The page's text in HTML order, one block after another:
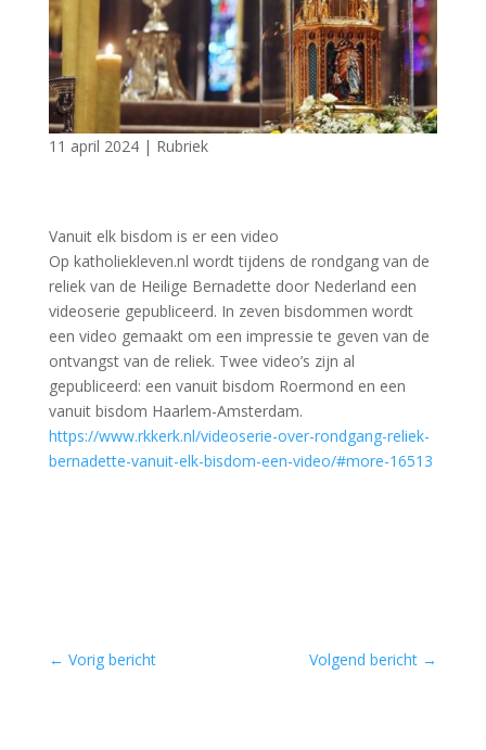
11 april 2024| Rubriek
Vanuit elk bisdom is er een video
Op katholiekleven.nl wordt tijdens de rondgang van de
reliek van de Heilige Bernadette door Nederland een
videoserie gepubliceerd. In zeven bisdommen wordt
een video gemaakt om een impressie te geven van de
ontvangst van de reliek. Twee video’s zijn al
gepubliceerd: een vanuit bisdom Roermond en een
vanuit bisdom Haarlem-Amsterdam.
https://www.rkkerk.nl/videoserie-over-rondgang-reliek-
bernadette-vanuit-elk-bisdom-een-video/#more-16513
← Vorig bericht Volgend bericht →